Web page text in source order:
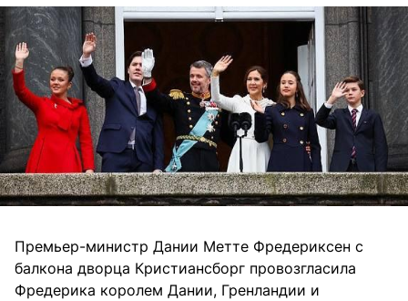
Премьер-министр Дании Метте Фредериксен с
балкона дворца Кристиансборг провозгласила
Фредерика королем Дании, Гренландии и